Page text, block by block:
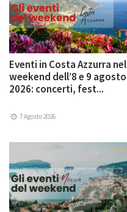
Eventi in Costa Azzurra nel
weekend dell’8 e 9 agosto
2026: concerti, fest...
7 Agosto 2026